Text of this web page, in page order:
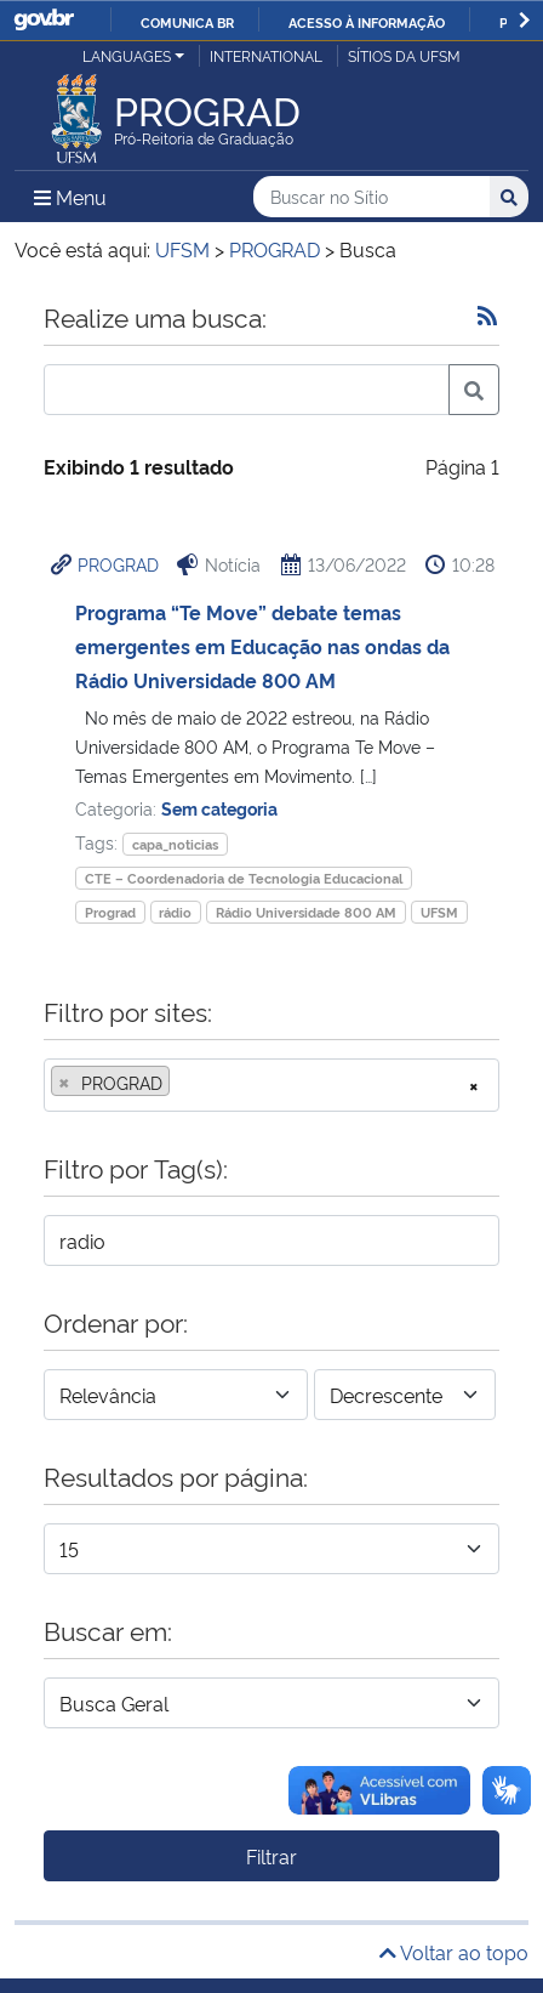
IR
O
COMUNICA BR ACESSO À INFORMAÇÃO
Ministério da Justiça e Segurança Pública
Ministério da Defesa
Ministério das Relações Exteriores
Ministério da Economia
Ministério da Infraestrutura
Ministério da Cidadania
Ministério da Saúde
Ministério de Minas e Energia
Ministério da Ciência, Tecnologia, Inovações e Comunicações
Ministério do Meio Ambiente
Ministério do Turismo
Controladoria-Geral da União
Ministério da Mulher, da Família e dos Direitos Humanos
Gabinete de Segurança Institucional
Advocacia-Geral da União
Banco Central do Brasil
Planalto
LANGUAGES INTERNATIONAL SÍTIOS DA UFSM
PROGRAD
Pró-Reitoria de Graduação
Menu Menu Principal do Sítio
Busca
Buscar no no Sítio
Busca:
Você está aqui: UFSM > PROGRAD > Busca
Início do conteúdo
Realize uma busca:
Exibindo 1 resultado Página 1
PROGRAD Notícia 13/06/2022 10:28
Programa “Te Move” debate temas
emergentes em Educação nas ondas da
Rádio Universidade 800 AM
No mês de maio de 2022 estreou, na Rádio
Universidade 800 AM, o Programa Te Move –
Temas Emergentes em Movimento. […]
Categoria: Sem categoria
Tags:
capa_noticias
CTE – Coordenadoria de Tecnologia Educacional
Prograd
rádio Rádio Universidade 800 AM UFSM
Filtro por sites:
×
× PROGRAD
Filtro por Tag(s):
Ordenar por:
Resultados por página:
Buscar em:
Filtrar
Voltar ao topo